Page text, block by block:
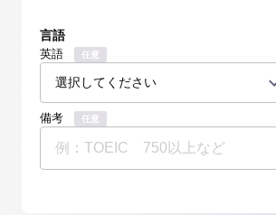
言語
英語 任意
備考 任意